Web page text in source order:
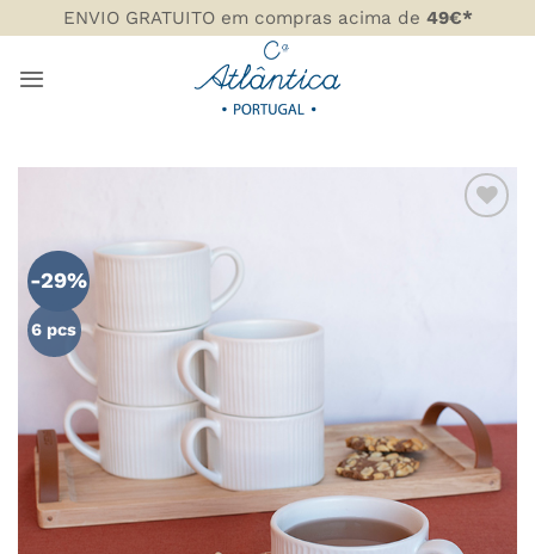
to
content
ENVIO GRATUITO em compras acima de 49€*
-29%
6 pcs